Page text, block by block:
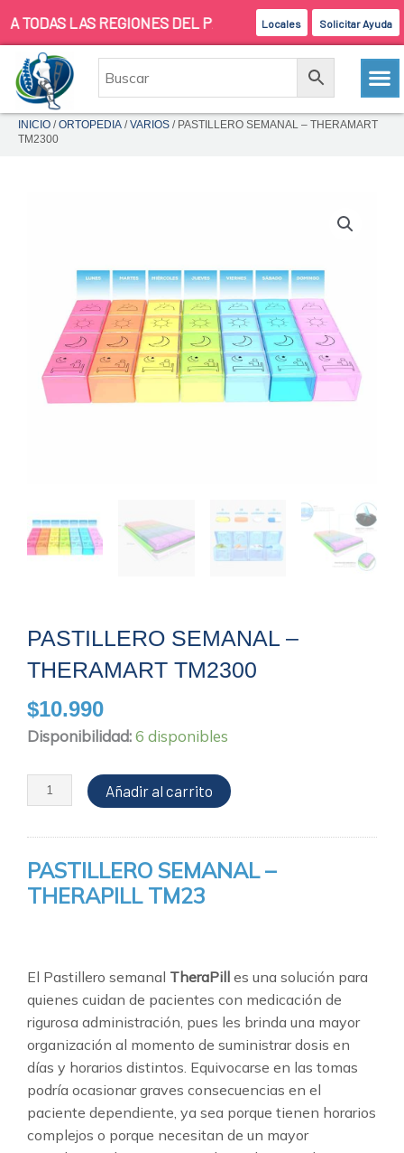
al
contenido
LAS REGIONES DEL PAIS Locales Solicitar Ayuda
INICIO /ORTOPEDIA /VARIOS / PASTILLERO SEMANAL – THERAMART
TM2300
PASTILLERO SEMANAL –
THERAMART TM2300
$10.990
Disponibilidad:6 disponibles
Pastillero
-
Theramart
Añadir al carrito
PASTILLERO SEMANAL –
THERAPILL TM23
El Pastillero semanal TheraPill es una solución para
quienes cuidan de pacientes con medicación de
rigurosa administración, pues les brinda una mayor
organización al momento de suministrar dosis en
días y horarios distintos. Equivocarse en las tomas
podría ocasionar graves consecuencias en el
paciente dependiente, ya sea porque tienen horarios
complejos o porque necesitan de un mayor